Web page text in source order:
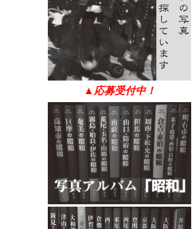
▲ 応募受付中！